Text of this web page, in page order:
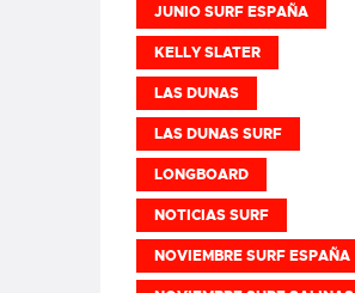
JUNIO SURF ESPAÑA
KELLY SLATER
LAS DUNAS
LAS DUNAS SURF
LONGBOARD
NOTICIAS SURF
NOVIEMBRE SURF ESPAÑA